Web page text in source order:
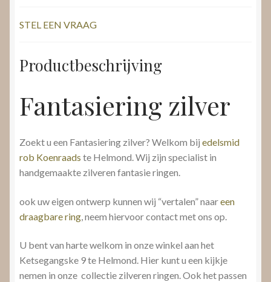
STEL EEN VRAAG
Productbeschrijving
Fantasiering zilver
Zoekt u een Fantasiering zilver? Welkom bij edelsmid
rob Koenraads te Helmond. Wij zijn specialist in
handgemaakte zilveren fantasie ringen.
ook uw eigen ontwerp kunnen wij “vertalen” naareen
draagbare ring , neem hiervoor contact met ons op.
U bent van harte welkom in onze winkel aan het
Ketsegangske 9 te Helmond. Hier kunt u een kijkje
nemen in onze collectie zilveren ringen. Ook het passen